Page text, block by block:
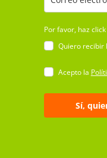
Por favor, haz
Quiero recibir
Acepto la
Sí,